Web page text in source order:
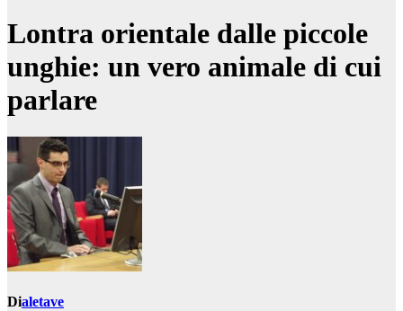
Lontra orientale dalle piccole
unghie: un vero animale di cui
parlare
Dialetave